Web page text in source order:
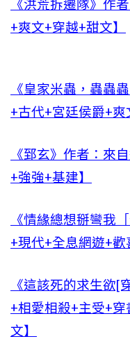
《洪荒拆遷隊》作
+爽文+穿越+甜文】
《皇家米蟲，蟲蟲
+古代+宮廷侯爵+爽
《郅玄》作者：來
+強強+基建】
《情緣總想掰彎我
+現代+全息網遊+歡
《這該死的求生欲[
+相愛相殺+主受+
文】